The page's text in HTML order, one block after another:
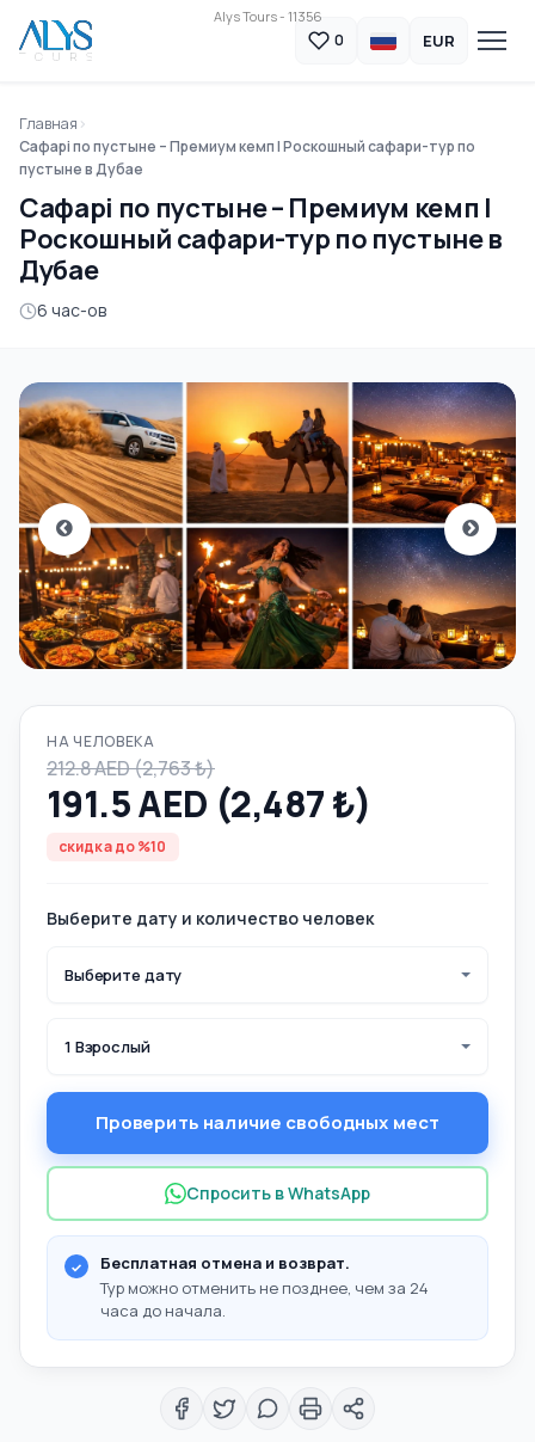
Alys Tours - 11356
0 EUR
Главная
Сафарі по пустыне – Премиум кемп | Роскошный сафари-тур по
пустыне в Дубае
Сафарі по пустыне – Премиум кемп |
Роскошный сафари-тур по пустыне в
Дубае
6 час-ов
НА ЧЕЛОВЕКА
212.8 AED (2,763 ₺)
191.5 AED (2,487 ₺)
скидка до %10
Выберите дату и количество человек
Выберите дату
1 Взрослый
Проверить наличие свободных мест
Спросить в WhatsApp
Бесплатная отмена и возврат.
Тур можно отменить не позднее, чем за 24
часа до начала.